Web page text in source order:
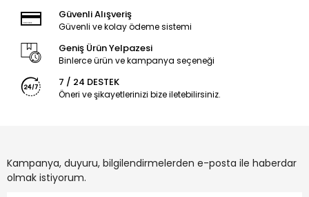
Güvenli Alışveriş
Güvenli ve kolay ödeme sistemi
Geniş Ürün Yelpazesi
Binlerce ürün ve kampanya seçeneği
7 / 24 DESTEK
Öneri ve şikayetlerinizi bize iletebilirsiniz.
Kampanya, duyuru, bilgilendirmelerden e-posta ile haberdar
olmak istiyorum.